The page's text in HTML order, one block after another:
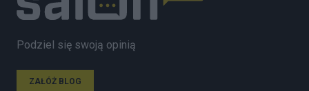
Podziel się swoją opinią
ZAŁÓŻ BLOG